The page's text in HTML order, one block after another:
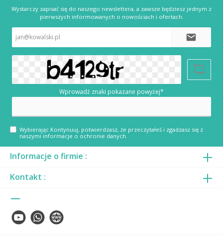
Wystarczy zapisać się do naszego newslettera, a zawsze będziesz jednym z
pierwszych informowanych o nowościach i ofertach.
mail*
Wprowadź znaki pokazane powyżej*
Wybierając Kontynuuj, potwierdzasz, że przeczytałeś i zgadzasz się z
naszymiinformacje o ochronie danych
Informacje o firmie :
Kontakt :